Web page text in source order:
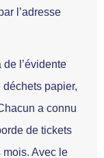
l’adresse
l’évidente
papier,
a connu
de tickets
Avec le